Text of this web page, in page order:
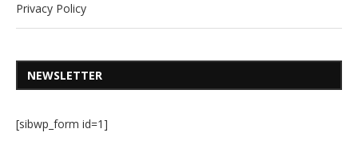
Privacy Policy
NEWSLETTER
[sibwp_form id=1]